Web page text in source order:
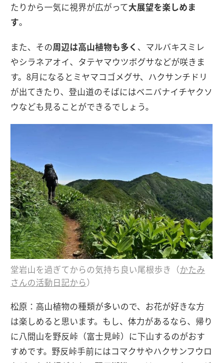
たりから一気に視界が広がって大展望を楽しめま
す。
また、その周辺は高山植物も多く 、マルバキスミレ
やシラネアオイ、タテヤマウツボグサなどが咲きま
す。8月になるとミヤマコゴメグサ、ハクサンチドリ
が出てきたり、登山道のそばにはベニバナイチヤクソ
ウなども見ることができるでしょう。
堂岩山を過ぎてからの気持ち良い尾根歩き（かたみ
さんの活動日記から）
松原：高山植物の種類が多いので、お花が好きな方
は楽しめると思います。もし、体力があるなら、帰り
に八間山を野反峠（富士見峠）に下山するのがおす
すめです。野反峠手前にはコマクサやハクサンフウロ